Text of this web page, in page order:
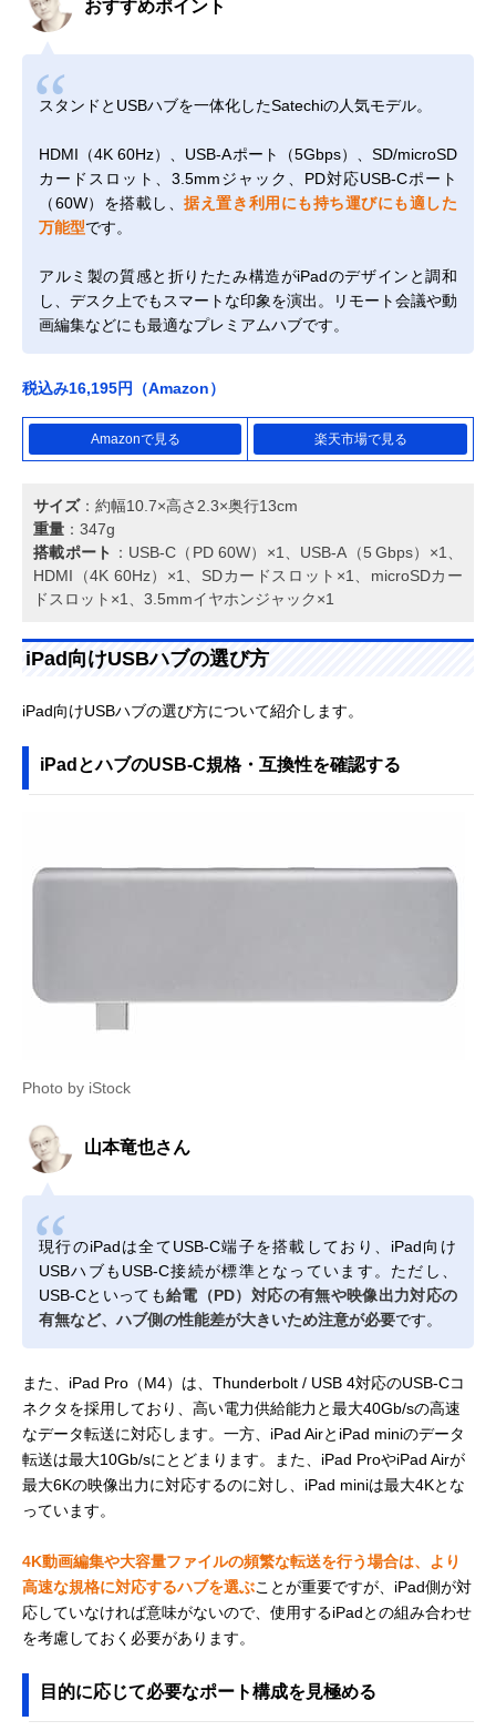
おすすめポイント
スタンドとUSBハブを一体化したSatechiの人気モデル。
HDMI（4K 60Hz）、USB-Aポート（5Gbps）、SD/microSD
カードスロット、3.5mmジャック、PD対応USB-Cポート
（60W）を搭載し、据え置き利用にも持ち運びにも適した
万能型です。
アルミ製の質感と折りたたみ構造がiPadのデザインと調和
し、デスク上でもスマートな印象を演出。リモート会議や動
画編集などにも最適なプレミアムハブです。
税込み16,195円（Amazon）
Amazonで見る 楽天市場で見る
サイズ：約幅10.7×高さ2.3×奥行13cm
重量 ：347g
搭載ポート
：USB‑C（PD 60W）×1、USB‑A（5 Gbps）×1、
HDMI（4K 60Hz）×1、SDカードスロット×1、microSDカー
ドスロット×1、3.5mmイヤホンジャック×1
iPad向けUSBハブの選び方
iPad向けUSBハブの選び方について紹介します。
iPadとハブのUSB-C規格・互換性を確認する
Photo by iStock
山本竜也さん
現行のiPadは全てUSB-C端子を搭載しており、iPad向け
USBハブもUSB-C接続が標準となっています。ただし、
USB-Cといっても給電（PD）対応の有無や映像出力対応の
有無など、ハブ側の性能差が大きいため注意が必要です。
また、iPad Pro（M4）は、Thunderbolt / USB 4対応のUSB-Cコ
ネクタを採用しており、高い電力供給能力と最大40Gb/sの高速
なデータ転送に対応します。一方、iPad AirとiPad miniのデータ
転送は最大10Gb/sにとどまります。また、iPad ProやiPad Airが
最大6Kの映像出力に対応するのに対し、iPad miniは最大4Kとな
っています。
4K動画編集や大容量ファイルの頻繁な転送を行う場合は、より
高速な規格に対応するハブを選ぶことが重要ですが、iPad側が対
応していなければ意味がないので、使用するiPadとの組み合わせ
を考慮しておく必要があります。
目的に応じて必要なポート構成を見極める